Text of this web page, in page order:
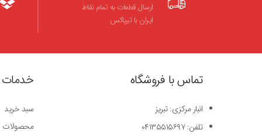
ارسال قطعات به تمام نقاط
ایران با تیپاکس
خدمات
سبد خرید
محصولات
تماس با فروشگاه
انبار مرکزی: تبریز
تلفن: ۰۴۱۳۵۵۱۵۶۹۷